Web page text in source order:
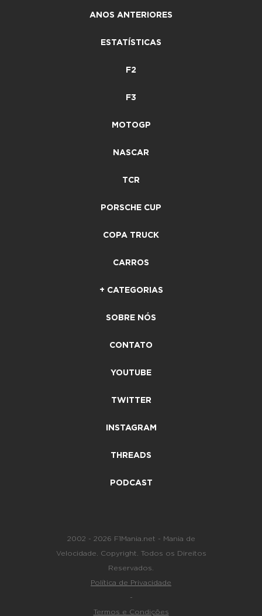
ANOS ANTERIORES
ESTATÍSTICAS
F2
F3
MOTOGP
NASCAR
TCR
PORSCHE CUP
COPA TRUCK
CARROS
+ CATEGORIAS
SOBRE NÓS
CONTATO
YOUTUBE
TWITTER
INSTAGRAM
THREADS
PODCAST
2002 - 2026 F1Mania.net - Mania de
Velocidade. Copyright. Todos os Direitos
Reservados.
Política de Privacidade
-
Termos e Condições